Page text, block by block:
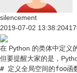
silencement
2019-07-02 13:38:20
在 Python 的类体中定义
但要提醒大家的是，
# 定义全局空间的foo函